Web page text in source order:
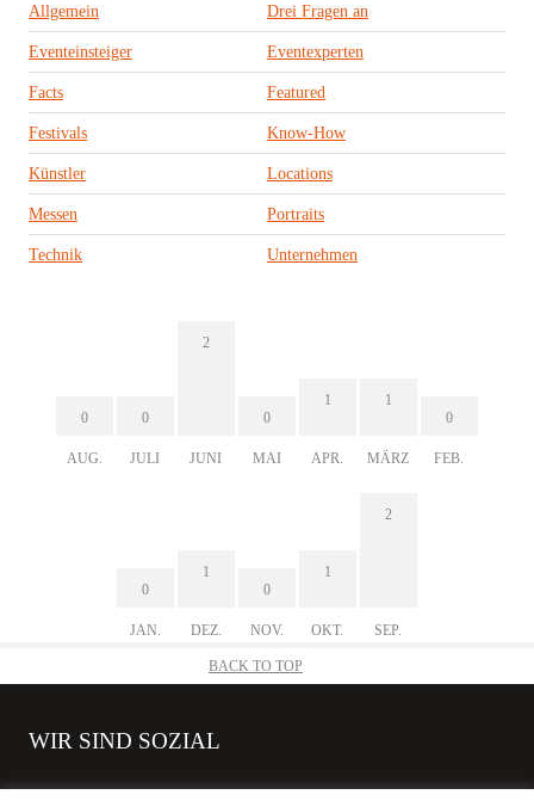
Allgemein Drei Fragen an
Eventeinsteiger Eventexperten
Facts Featured
Festivals Know-How
Künstler Locations
Messen Portraits
Technik Unternehmen
0
AUG.
0
JULI
2
JUNI
0
MAI
1
APR.
1
MÄRZ
0
FEB.
0
JAN.
1
DEZ.
0
NOV.
1
OKT.
2
SEP.
BACK TO TOP
WIR SIND SOZIAL